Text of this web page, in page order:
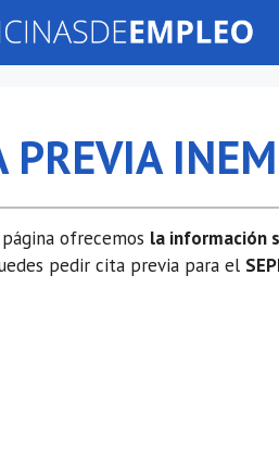
PREVIA
ofrecemos la información
pedir cita previa para el